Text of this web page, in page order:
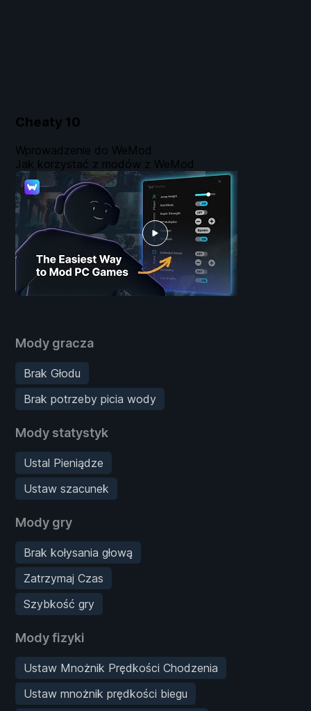
Cheaty 10
Mody gracza
Brak Głodu
Brak potrzeby picia wody
Mody statystyk
Ustal Pieniądze
Ustaw szacunek
Mody gry
Brak kołysania głową
Zatrzymaj Czas
Szybkość gry
Mody fizyki
Ustaw Mnożnik Prędkości Chodzenia
Ustaw mnożnik prędkości biegu
Wprowadzenie do WeMod
Jak korzystać z modów z WeMod